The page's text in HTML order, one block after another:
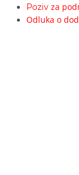
Poziv za
Odluka o